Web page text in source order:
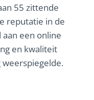
55 zittende
reputatie in de
aan een online
en kwaliteit
weerspiegelde.